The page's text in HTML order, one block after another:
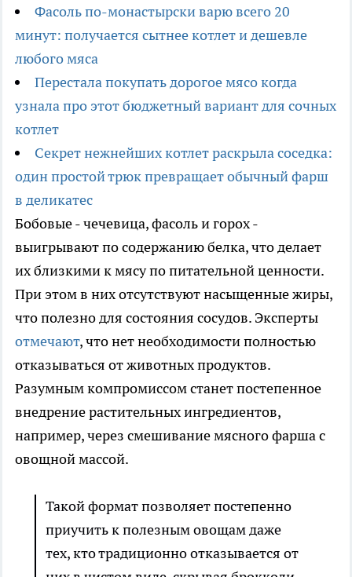
Фасоль по-монастырски варю всего 20
минут: получается сытнее котлет и дешевле
любого мяса
Перестала покупать дорогое мясо когда
узнала про этот бюджетный вариант для сочных
котлет
Секрет нежнейших котлет раскрыла соседка:
один простой трюк превращает обычный фарш
в деликатес
Бобовые - чечевица, фасоль и горох -
выигрывают по содержанию белка, что делает
их близкими к мясу по питательной ценности.
При этом в них отсутствуют насыщенные жиры,
что полезно для состояния сосудов. Эксперты
отмечают, что нет необходимости полностью
отказываться от животных продуктов.
Разумным компромиссом станет постепенное
внедрение растительных ингредиентов,
например, через смешивание мясного фарша с
овощной массой.
Такой формат позволяет постепенно
приучить к полезным овощам даже
тех, кто традиционно отказывается от